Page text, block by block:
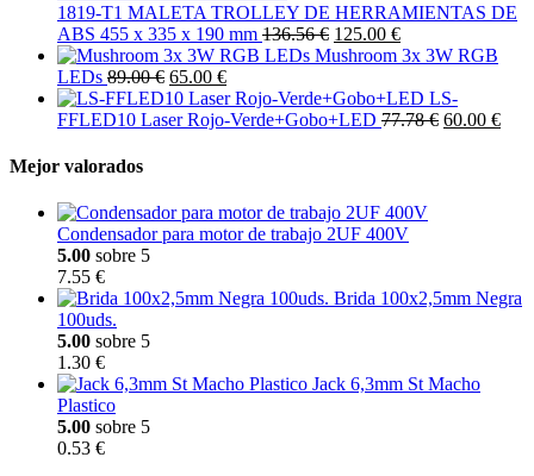
1819-T1 MALETA TROLLEY DE HERRAMIENTAS DE
ABS 455 x 335 x 190 mm 136.56 € 125.00 €
Mushroom 3x 3W RGB
LEDs 89.00 € 65.00 €
LS-
FFLED10 Laser Rojo-Verde+Gobo+LED 77.78 € 60.00 €
Mejor valorados
Condensador para motor de trabajo 2UF 400V
5.00 sobre 5
7.55 €
Brida 100x2,5mm Negra
100uds.
5.00 sobre 5
1.30 €
Jack 6,3mm St Macho
Plastico
5.00 sobre 5
0.53 €